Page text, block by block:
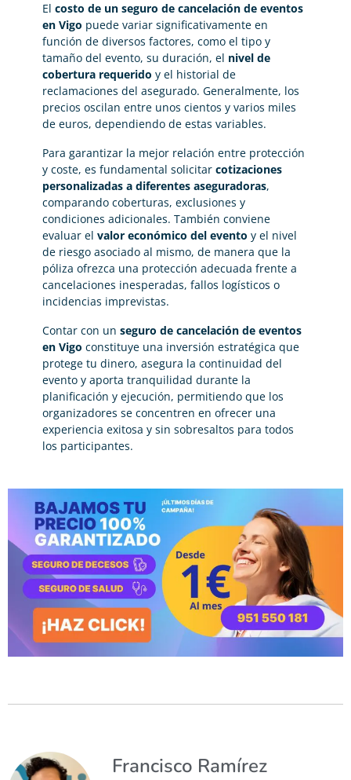
El costo de un seguro de cancelación de eventos
en Vigo puede variar significativamente en
función de diversos factores, como el tipo y
tamaño del evento, su duración, el nivel de
cobertura requerido y el historial de
reclamaciones del asegurado. Generalmente, los
precios oscilan entre unos cientos y varios miles
de euros, dependiendo de estas variables.
Para garantizar la mejor relación entre protección
y coste, es fundamental solicitar cotizaciones
personalizadas a diferentes aseguradoras,
comparando coberturas, exclusiones y
condiciones adicionales. También conviene
evaluar el valor económico del evento y el nivel
de riesgo asociado al mismo, de manera que la
póliza ofrezca una protección adecuada frente a
cancelaciones inesperadas, fallos logísticos o
incidencias imprevistas.
Contar con un seguro de cancelación de eventos
en Vigo constituye una inversión estratégica que
protege tu dinero, asegura la continuidad del
evento y aporta tranquilidad durante la
planificación y ejecución, permitiendo que los
organizadores se concentren en ofrecer una
experiencia exitosa y sin sobresaltos para todos
los participantes.
Francisco Ramírez